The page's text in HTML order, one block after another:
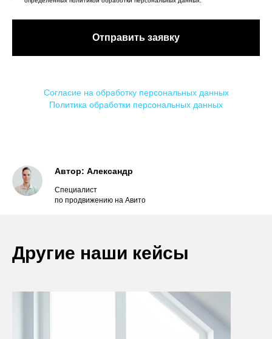
Отправить заявку
Согласие на обработку персональных данных
Политика обработки персональных данных
Автор: Александр
Специалист
по продвижению на Авито
Другие наши кейсы